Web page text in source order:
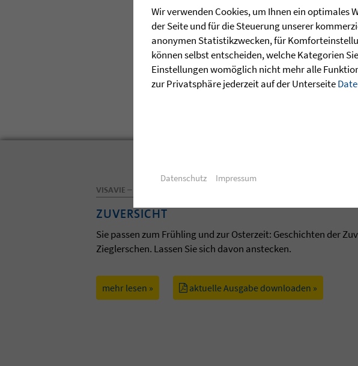
PRESSEKONTAKT
Nicola Philipp
0151 18236550
E-Mail senden
VISAVIE – DAS MAGAZIN DER ZIEGLERSCHEN
ZUVERSICHT
Sie passen zum Frühling und zur Osterzeit: Geschichten der
Zieglerschen. Lassen Sie sich davon anstecken.
mehr lesen » aktuelle Ausgabe downloaden »
Wir verwenden Cookies, um Ihnen ein optimales
der Seite und für die Steuerung unserer
anonymen Statistikzwecken, für
können selbst entscheiden, welche Kategorien
Einstellungen womöglich nicht mehr alle
zur Privatsphäre jederzeit auf der Unterseite
Datenschutz Impressum